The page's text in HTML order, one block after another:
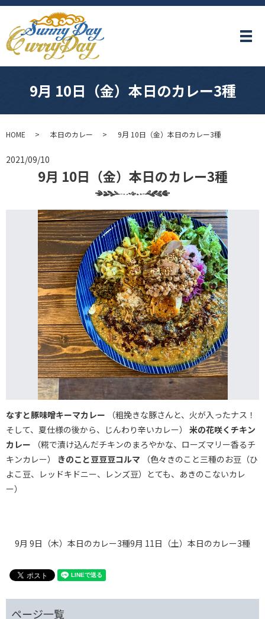
メ
9月 10日（金）本日のカレー3種
HOME 本日のカレー 9月 10日（金）本日のカレー3種
2021/09/10
9月 10日（金）本日のカレー3種
なすと豚味噌キーマカレー （粗挽きな豚さんと、火が入ったナス！
そして、夏仕様の後から、じんわり辛いカレー） 米の花咲くチキン
カレー （糀で漬け込んだチキンのまろやかな、ローズマリー香るチ
キンカレー） きのこと豆豆豆コルマ （色々きのこと三種のお豆（ひ
よこ豆、レッドキドニー、レンズ豆）とても、あきのこないカレ
ー）
9月 9日（木）本日のカレー3種9月 11日（土）本日のカレー3種